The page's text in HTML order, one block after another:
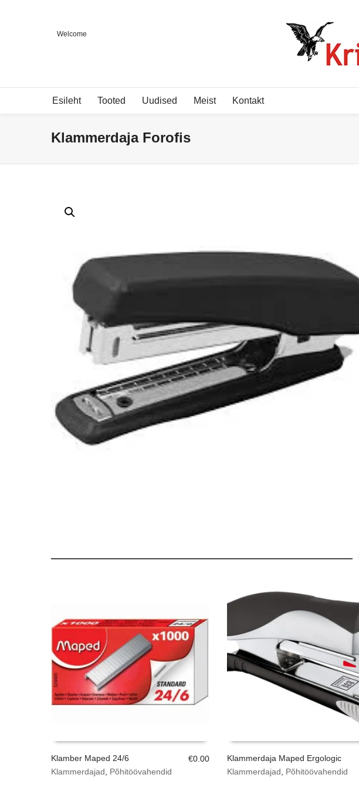
Welcome
Esileht Tooted Uudised Meist Kontakt
Klammerdaja Forofis
Klamber Maped 24/6
Klammerdajad
Põhitöövahendid
€0.00
Klammerdaja Maped Ergologic
Klammerdajad
Põhitöövahendid